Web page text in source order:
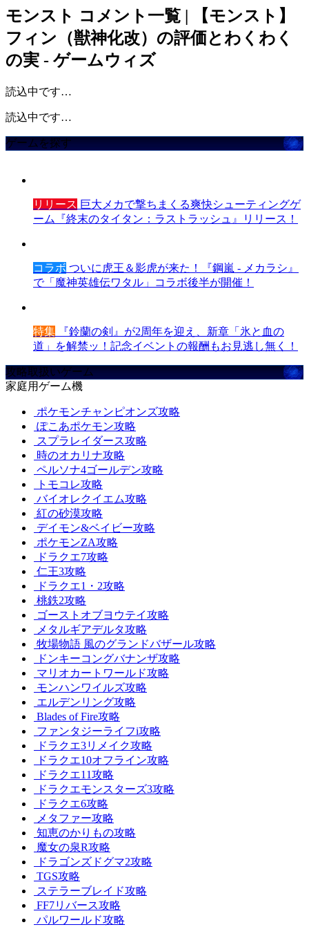
モンスト コメント一覧 | 【モンスト】
フィン（獣神化改）の評価とわくわく
の実 - ゲームウィズ
読込中です…
読込中です…
ゲームを探す
リリース 巨大メカで撃ちまくる爽快シューティングゲ
ーム『終末のタイタン：ラストラッシュ』リリース！
コラボ ついに虎王＆影虎が来た！『鋼嵐 - メカラシ』
で「魔神英雄伝ワタル」コラボ後半が開催！
特集 『鈴蘭の剣』が2周年を迎え、新章「氷と血の
道」を解禁ッ！記念イベントの報酬もお見逃し無く！
攻略取扱いゲーム
家庭用ゲーム機
ポケモンチャンピオンズ攻略
ぽこあポケモン攻略
スプラレイダース攻略
時のオカリナ攻略
ペルソナ4ゴールデン攻略
トモコレ攻略
バイオレクイエム攻略
紅の砂漠攻略
デイモン&ベイビー攻略
ポケモンZA攻略
ドラクエ7攻略
仁王3攻略
ドラクエ1・2攻略
桃鉄2攻略
ゴーストオブヨウテイ攻略
メタルギアデルタ攻略
牧場物語 風のグランドバザール攻略
ドンキーコングバナンザ攻略
マリオカートワールド攻略
モンハンワイルズ攻略
エルデンリング攻略
Blades of Fire攻略
ファンタジーライフi攻略
ドラクエ3リメイク攻略
ドラクエ10オフライン攻略
ドラクエ11攻略
ドラクエモンスターズ3攻略
ドラクエ6攻略
メタファー攻略
知恵のかりもの攻略
魔女の泉R攻略
ドラゴンズドグマ2攻略
TGS攻略
ステラーブレイド攻略
FF7リバース攻略
パルワールド攻略